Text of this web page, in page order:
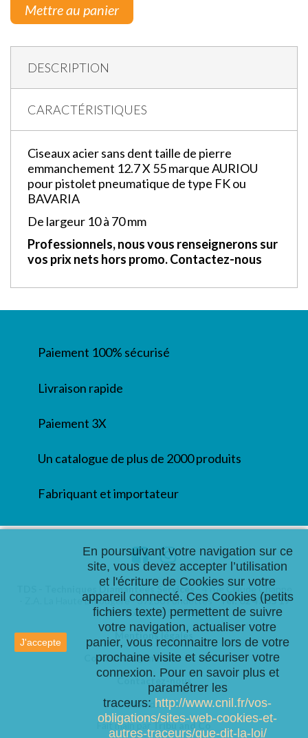
Mettre au panier
DESCRIPTION
CARACTÉRISTIQUES
Ciseaux acier sans dent taille de pierre
emmanchement 12.7 X 55 marque AURIOU
pour pistolet pneumatique de type FK ou
BAVARIA
De largeur 10 à 70 mm
Professionnels, nous vous renseignerons sur
vos prix nets hors promo. Contactez-nous
Paiement 100% sécurisé
Livraison rapide
Paiement 3X
Un catalogue de plus de 2000 produits
Fabriquant et importateur
FacebookInstagram
TDS - Techniques Diamantées Services- 4 rue Claude Chappe
- Z.A. La Haute Limougère - 37230 Fondettes -Tel:02 47 55 19
29 / Fax:02 47 55 19 50
Mentions légales
Conditions générales de vente
Contactez-nous
Plan du site
Fait main parTribu and Co
J'accepte
En poursuivant votre navigation sur ce
site, vous devez accepter l’utilisation
et l'écriture de Cookies sur votre
appareil connecté. Ces Cookies (petits
fichiers texte) permettent de suivre
votre navigation, actualiser votre
panier, vous reconnaitre lors de votre
prochaine visite et sécuriser votre
connexion. Pour en savoir plus et
paramétrer les
traceurs: http://www.cnil.fr/vos-
obligations/sites-web-cookies-et-
autres-traceurs/que-dit-la-loi/